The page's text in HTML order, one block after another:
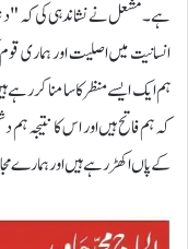
ہے۔مشعل نے نشاندہی کی کہ
انسانیت میں اصلیت اور ہماری
ہم ایک ایسے منظر کا سامنا کر رہے
کہ ہم فاتح ہیں اور اس کا نتیجہ
کے پاں اکھڑ رہے ہیں اور ہمارے